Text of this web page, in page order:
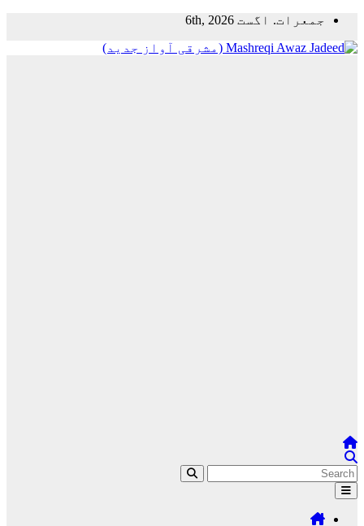
Skip
content
جمعرات. اگست 6th, 2026